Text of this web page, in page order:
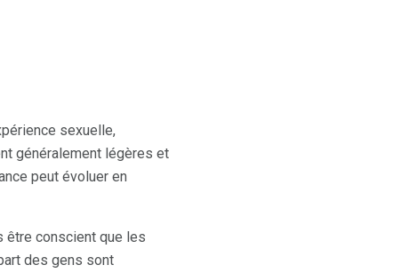
sexuelle,
généralement légères et
peut évoluer en
être conscient que les
des gens sont